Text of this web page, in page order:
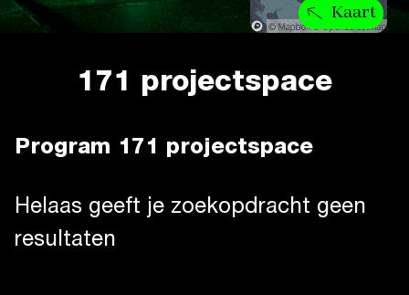
Kaart
171 projectspace
Program 171 projectspace
Helaas geeft je zoekopdracht geen
resultaten